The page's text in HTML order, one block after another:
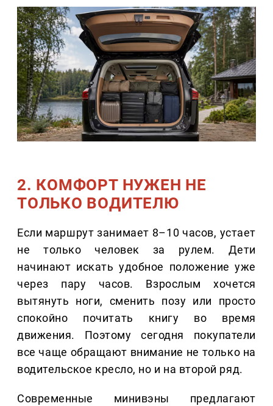
2. КОМФОРТ НУЖЕН НЕ
ТОЛЬКО ВОДИТЕЛЮ
Если маршрут занимает 8–10 часов, устает
не только человек за рулем. Дети
начинают искать удобное положение уже
через пару часов. Взрослым хочется
вытянуть ноги, сменить позу или просто
спокойно почитать книгу во время
движения. Поэтому сегодня покупатели
все чаще обращают внимание не только на
водительское кресло, но и на второй ряд.
Современные минивэны предлагают